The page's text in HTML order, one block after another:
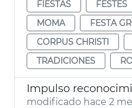
FIESTAS
FESTES
MOMA
FESTA
CORPUS CHRISTI
TRADICIONES
modificado hace 2